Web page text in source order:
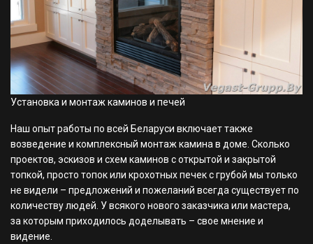
Установка и монтаж каминов и печей
Наш опыт работы по всей Беларуси включает также
возведение и комплексный монтаж камина в доме. Сколько
проектов, эскизов и схем каминов с открытой и закрытой
топкой, просто топок или крохотных печек с грубой мы только
не видели – предложений и пожеланий всегда существует по
количеству людей. У всякого нового заказчика или мастера,
за которым приходилось доделывать – свое мнение и
видение.